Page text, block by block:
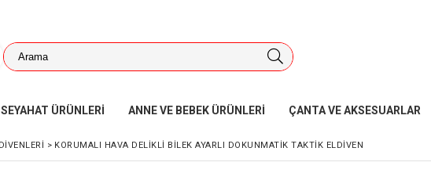
SEYAHAT ÜRÜNLERİ ANNE VE BEBEK ÜRÜNLERİ ÇANTA VE AKSESUARLAR
> KORUMALI HAVA DELIKLI BILEK AYARLI DOKUNMATIK TAKTIK ELDIVEN